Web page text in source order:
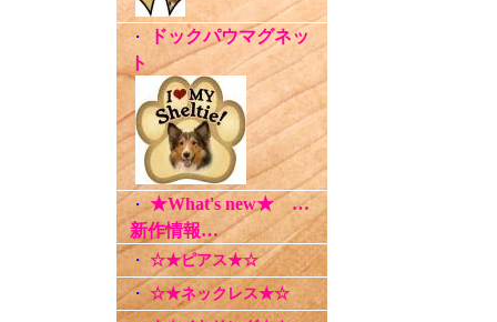
・
ドックパウマグネッ
ト
・★What's new★ …
新作情報…
・ ☆★ピアス★☆
・ ☆★ネックレス★☆